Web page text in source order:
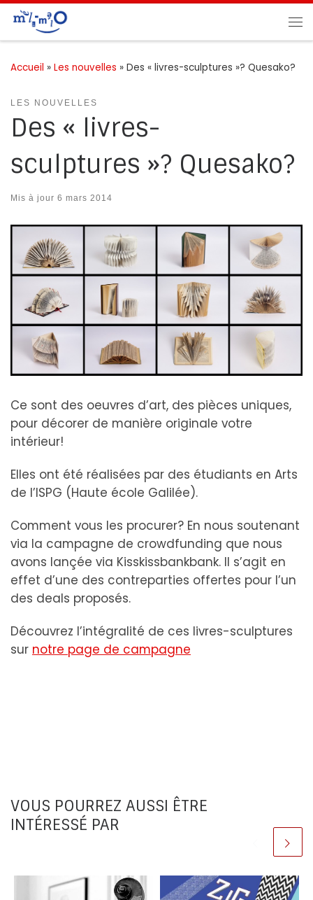
Passer au contenu
Accueil » Les nouvelles » Des « livres-sculptures »? Quesako?
LES NOUVELLES
Des « livres-
sculptures »? Quesako?
Mis à jour 6 mars 2014
Ce sont des oeuvres d’art, des pièces uniques,
pour décorer de manière originale votre
intérieur!
Elles ont été réalisées par des étudiants en Arts
de l’ISPG (Haute école Galilée).
Comment vous les procurer? En nous soutenant
via la campagne de crowdfunding que nous
avons lançée via Kisskissbankbank. Il s’agit en
effet d’une des contreparties offertes pour l’un
des deals proposés.
Découvrez l’intégralité de ces livres-sculptures
sur notre page de campagne
VOUS POURREZ AUSSI ÊTRE
INTÉRESSÉ PAR